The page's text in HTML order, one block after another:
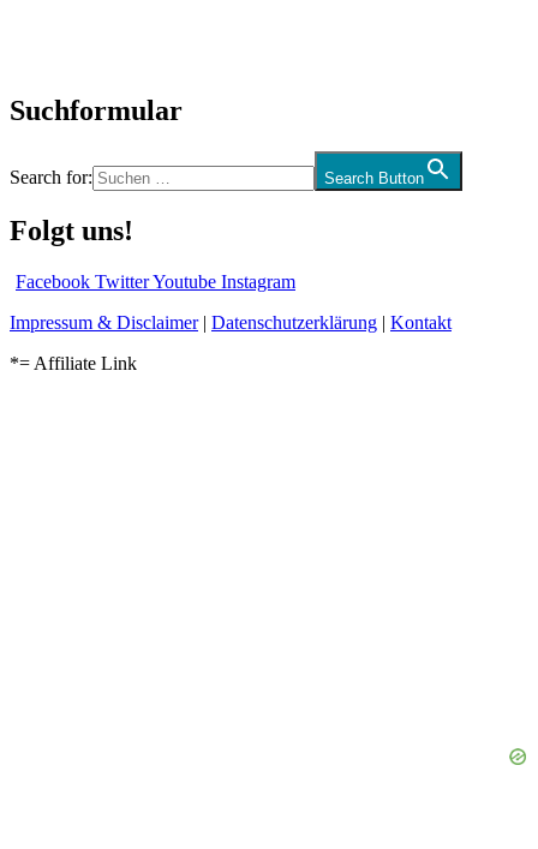
Suchformular
Search for: Search Button
Folgt uns!
Facebook TwitterYoutube Instagram
Impressum & Disclaimer| Datenschutzerklärung | Kontakt
*= Affiliate Link